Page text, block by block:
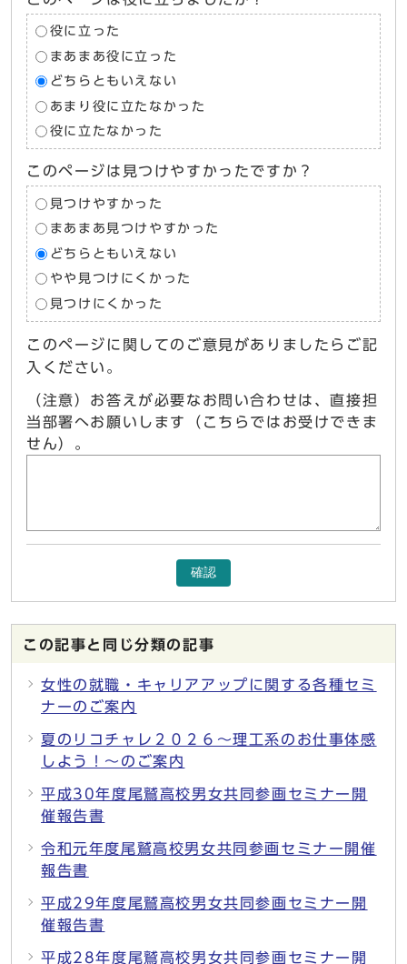
役に立った
まあまあ役に立った
どちらともいえない
あまり役に立たなかった
役に立たなかった
このページは見つけやすかったですか？
見つけやすかった
まあまあ見つけやすかった
どちらともいえない
やや見つけにくかった
見つけにくかった
このページに関してのご意見がありましたらご記
入ください。
（注意）お答えが必要なお問い合わせは、直接担
当部署へお願いします（こちらではお受けできま
せん）。
確認
この記事と同じ分類の記事
女性の就職・キャリアアップに関する各種セミ
ナーのご案内
夏のリコチャレ２０２６～理工系のお仕事体感
しよう！～のご案内
平成30年度尾鷲高校男女共同参画セミナー開
催報告書
令和元年度尾鷲高校男女共同参画セミナー開催
報告書
平成29年度尾鷲高校男女共同参画セミナー開
催報告書
平成28年度尾鷲高校男女共同参画セミナー開